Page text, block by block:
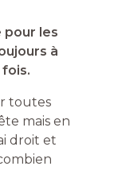
pour les
à
toutes
mais en
droit et